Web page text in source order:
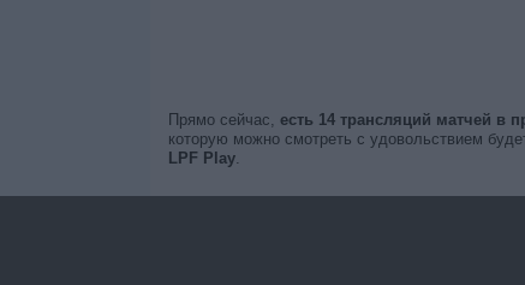
Прямо сейчас, есть 14 трансляций матчей в
которую можно смотреть с удовольствием
LPF Play.